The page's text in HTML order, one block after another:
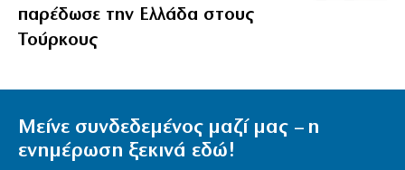
παρέδωσε την Ελλάδα στους
Τούρκους
Μείνε συνδεδεμένος μαζί μας – η
ενημέρωση ξεκινά εδώ!